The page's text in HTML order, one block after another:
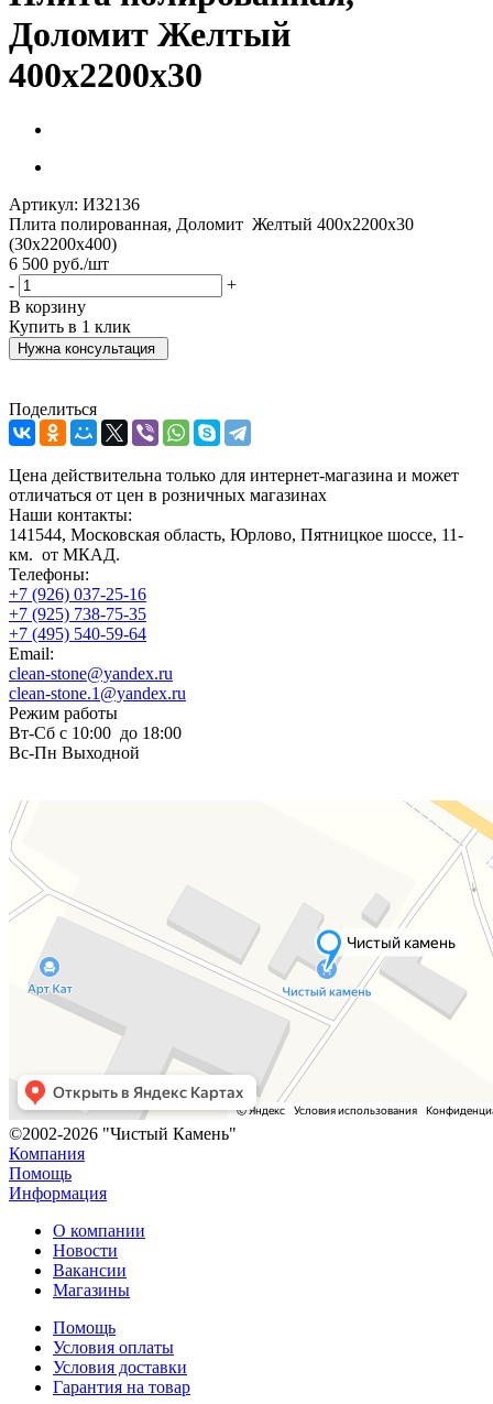
Доломит Желтый
400х2200х30
Артикул: ИЗ2136
Плита полированная, Доломит Желтый 400х2200х30
(30х2200х400)
6 500 руб./шт
-
+
В корзину
Купить в 1 клик
Нужна консультация
Поделиться
Цена действительна только для интернет-магазина и может
отличаться от цен в розничных магазинах
Наши контакты:
141544, Московская область, Юрлово, Пятницкое шоссе, 11-
км. от МКАД.
Телефоны:
+7 (926) 037-25-16
+7 (925) 738-75-35
+7 (495) 540-59-64
Email:
clean-stone@yandex.ru
clean-stone.1@yandex.ru
Режим работы
Вт-Сб с 10:00 до 18:00
Вс-Пн Выходной
©2002-2026 "Чистый Камень"
Компания
Помощь
Информация
О компании
Новости
Вакансии
Магазины
Помощь
Условия оплаты
Условия доставки
Гарантия на товар